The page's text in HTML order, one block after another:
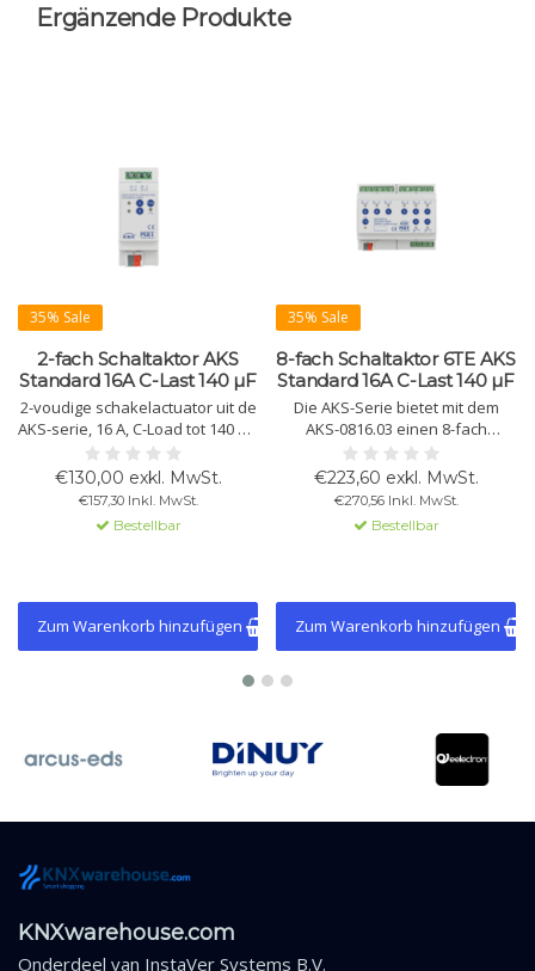
Ergänzende Produkte
35% Sale
2-fach Schaltaktor AKS
Standard 16A C-Last 140 µF
2-voudige schakelactuator uit de
AKS-serie, 16 A, C-Load tot 140 µF.
Compact ontwerp met KNX/EIB-
besturing, uitgebreide logische
functies en statusweergave.
Beschikbaar in varianten met 2,
4, 8, 12, 16, 20 en 24 kanalen.
€130,00 exkl. MwSt.
€157,30 Inkl. MwSt.
Bestellbar
Zum Warenkorb hinzufügen
35% Sale
8-fach Schaltaktor 6TE AKS
Standard 16A C-Last 140 µF
Die AKS-Serie bietet mit dem
AKS-0816.03 einen 8-fach
Schaltaktor für 16A Schaltung mit
140 µF C-Last. Erhältlich bis 24
Kanäle. Platzsparendes Design
mit umfangreichen Funktionen,
manueller Bedienung und LED-
€223,60 exkl. MwSt.
€270,56 Inkl. MwSt.
Bestellbar
Zum Warenkorb hinzufügen
KNXwarehouse.com
Onderdeel van InstaVer Systems B.V.